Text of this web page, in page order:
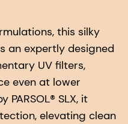
this silky
an expertly designed
UV filters,
even at lower
SLX, it
elevating clean